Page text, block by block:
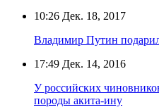
10:26 Дек. 18, 2017
Владимир Путин
17:49 Дек. 14, 2016
У российских
породы акита-ину